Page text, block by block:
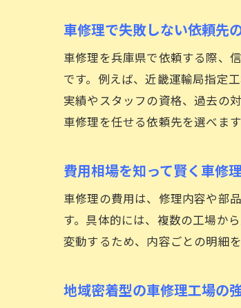
車修理で失敗しない依頼先
車修理を兵庫県で依頼する際、
です。例えば、近畿運輸局指定
実績やスタッフの資格、過去の
車修理を任せる依頼先を選べます
費用相場を知って賢く車修
車修理の費用は、修理内容や部
す。具体的には、複数の工場か
変動するため、内容ごとの明細
地域密着型の車修理工場の